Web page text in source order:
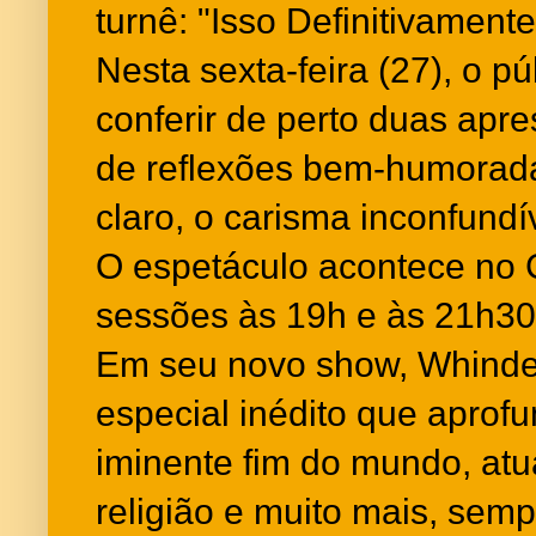
turnê: "Isso
Nesta sexta-feira (27), o
conferir de perto duas
de reflexões bem-
claro, o carisma
O espetáculo acontece no
sessões às 19h e às
Em seu novo show,
especial inédito que
iminente fim do mundo,
religião e muito mais,